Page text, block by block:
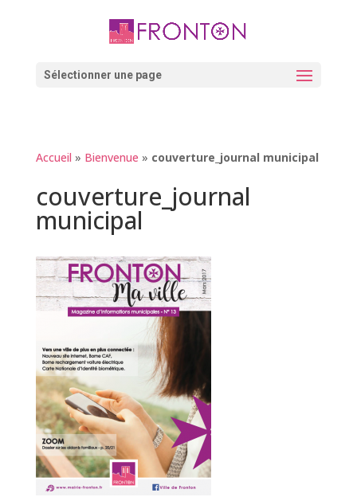
Sélectionner une page
Accueil » Bienvenue » couverture_journal municipal
couverture_journal
municipal